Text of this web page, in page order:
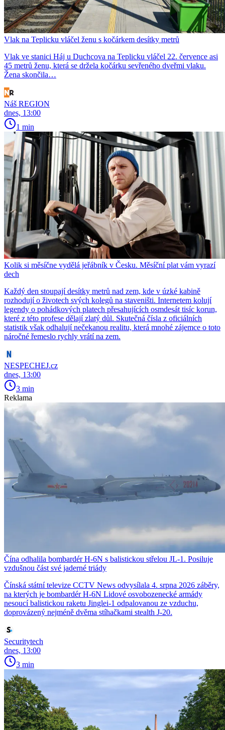
Vlak na Teplicku vláčel ženu s kočárkem desítky metrů
Vlak ve stanici Háj u Duchcova na Teplicku vláčel 22. července asi
45 metrů ženu, která se držela kočárku sevřeného dveřmi vlaku.
Žena skončila…
Náš REGION
dnes, 13:00
1 min
Kolik si měsíčne vydělá jeřábník v Česku. Měsíční plat vám vyrazí
dech
Každý den stoupají desítky metrů nad zem, kde v úzké kabině
rozhodují o životech svých kolegů na staveništi. Internetem kolují
legendy o pohádkových platech přesahujících osmdesát tisíc korun,
které z této profese dělají zlatý důl. Skutečná čísla z oficiálních
statistik však odhalují nečekanou realitu, která mnohé zájemce o toto
náročné řemeslo rychly vrátí na zem.
NESPECHEJ.cz
dnes, 13:00
3 min
Reklama
Čína odhalila bombardér H-6N s balistickou střelou JL-1. Posiluje
vzdušnou část své jaderné triády
Čínská státní televize CCTV News odvysílala 4. srpna 2026 záběry,
na kterých je bombardér H-6N Lidové osvobozenecké armády
nesoucí balistickou raketu Jinglei-1 odpalovanou ze vzduchu,
doprovázený nejméně dvěma stíhačkami stealth J-20.
Securitytech
dnes, 13:00
3 min